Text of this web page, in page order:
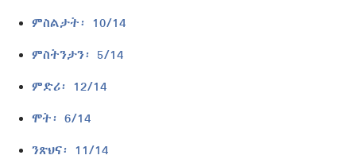
ምስልታት፡ 10/14
ምስትንታን፡ 5/14
ምድሪ፡ 12/14
ሞት፡ 6/14
ንጽህና፡ 11/14